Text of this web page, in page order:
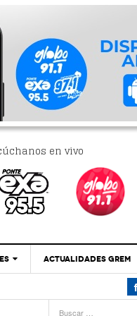
en vivo
‘Se Vale
ACTUALIDADES GREM